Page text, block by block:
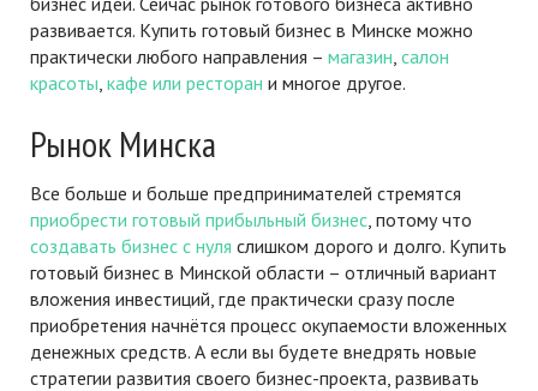
развивается. Купить готовый бизнес в Минске можно
практически любого направления – магазин, салон
красоты, кафе или ресторан и многое другое.
Рынок Минска
Все больше и больше предпринимателей стремятся
приобрести готовый прибыльный бизнес, потому что
создавать бизнес с нуля слишком дорого и долго. Купить
готовый бизнес в Минской области – отличный вариант
вложения инвестиций, где практически сразу после
приобретения начнётся процесс окупаемости вложенных
денежных средств. А если вы будете внедрять новые
стратегии развития своего бизнес-проекта, развивать